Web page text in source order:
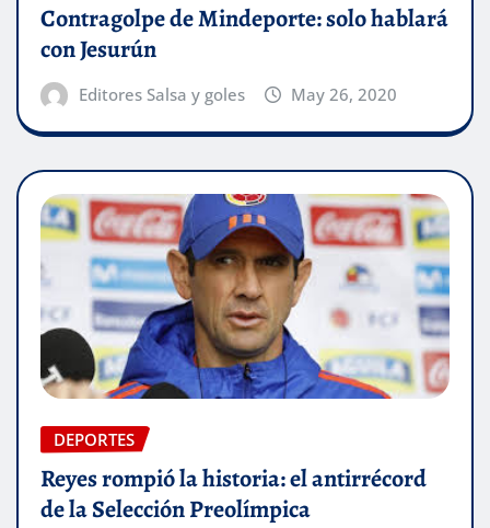
Contragolpe de Mindeporte: solo hablará
con Jesurún
Editores Salsa y goles May 26, 2020
DEPORTES
Reyes rompió la historia: el antirrécord
de la Selección Preolímpica